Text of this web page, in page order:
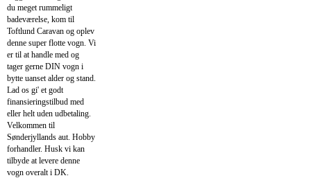
du meget rummeligt
badeværelse, kom til
Toftlund Caravan og oplev
denne super flotte vogn. Vi
er til at handle med og
tager gerne DIN vogn i
bytte uanset alder og stand.
Lad os gi' et godt
finansieringstilbud med
eller helt uden udbetaling.
Velkommen til
Sønderjyllands aut. Hobby
forhandler. Husk vi kan
tilbyde at levere denne
vogn overalt i DK.